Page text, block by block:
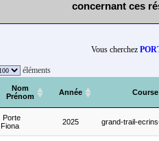
concernant ces
Vous cherchez
éléments
Nom
Prénom
Année Course
Porte
Fiona
2025 grand-trail-